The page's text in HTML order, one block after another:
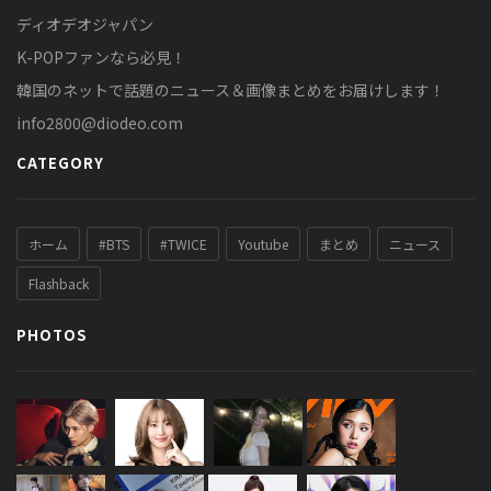
ディオデオジャパン
K-POPファンなら必見！
韓国のネットで話題のニュース＆画像まとめをお届けします！
info2800@diodeo.com
CATEGORY
ホーム #BTS #TWICE Youtube まとめ ニュース
Flashback
PHOTOS